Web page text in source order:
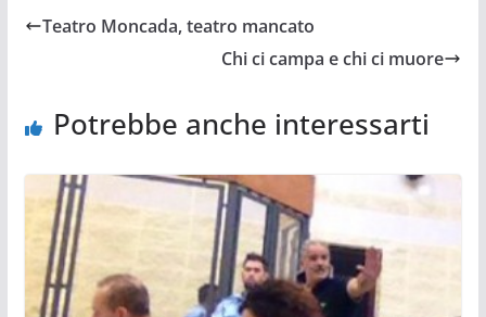
Teatro Moncada, teatro mancato
Chi ci campa e chi ci muore
Potrebbe anche interessarti